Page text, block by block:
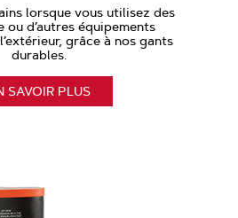
lorsque vous utilisez des
ou d’autres équipements
grâce à nos gants
durables.
SAVOIR PLUS